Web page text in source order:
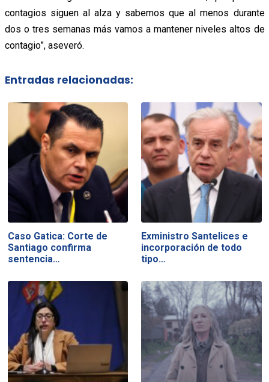
contagios siguen al alza y sabemos que al menos durante
dos o tres semanas más vamos a mantener niveles altos de
contagio”, aseveró.
Entradas relacionadas:
Caso Gatica: Corte de
Santiago confirma
sentencia…
Exministro Santelices e
incorporación de todo
tipo…